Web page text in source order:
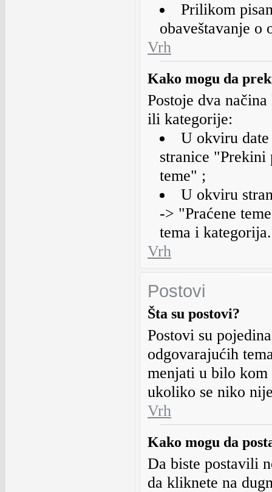
Prilikom
obaveštavanje o
Vrh
Kako mogu da
Postoje dva
ili kategorije:
U okviru
stranice "Prekini
teme" ;
U okviru
-> "Praćene
tema i kategorija.
Vrh
Postovi
Šta su postovi?
Postovi su
odgovarajućih
menjati u bilo kom
ukoliko se niko
Vrh
Kako mogu da
Da biste postavili
da kliknete na